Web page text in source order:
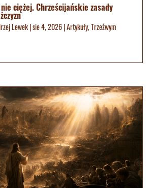
ciężej. Chrześcijańskie zasady
Lewek|sie 4, 2026|Artykuły,Trzeźwym